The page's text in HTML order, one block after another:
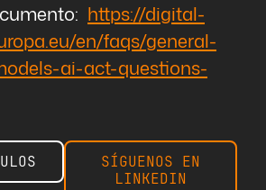
https://digital-
en/faqs/general-
ai-act-questions-
SÍGUENOS EN
LINKEDIN